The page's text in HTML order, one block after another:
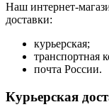
Наш интернет-
доставки:
курьерская;
транспортная
почта России.
Курьерская